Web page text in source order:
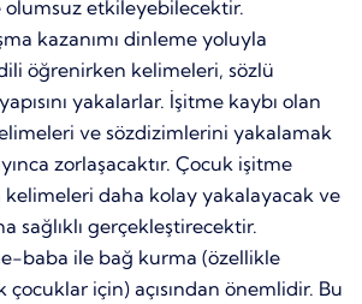
olumsuz etkileyebilecektir.
kazanımı dinleme yoluyla
öğrenirken kelimeleri, sözlü
yakalarlar. İşitme kaybı olan
ve sözdizimlerini yakalamak
zorlaşacaktır. Çocuk işitme
kelimeleri daha kolay yakalayacak ve
sağlıklı gerçekleştirecektir.
baba ile bağ kurma (özellikle
için) açısından önemlidir. Bu